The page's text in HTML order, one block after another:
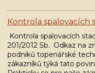
Kontrola spalovacích
Kontrola spalovacích
201/2012 Sb. Odkaz na
podniků topenářské
zákazníků týká tato